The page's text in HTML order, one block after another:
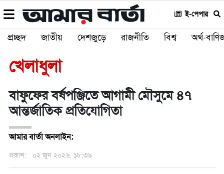
ই-পেপার
প্রচ্ছদ জাতীয় দেশজুড়ে রাজনীতি বিশ্ব অর্থ-
খেলাধুলা
বাফুফের বর্ষপঞ্জিতে আগামী মৌসুমে ৪৭
আন্তর্জাতিক প্রতিযোগিতা
আমার বার্তা অনলাইন:
প্রকাশ: ০২ জুন ২০২৬, ১৮:৩৯